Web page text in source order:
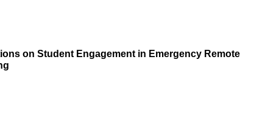
on Student Engagement in Emergency Remote